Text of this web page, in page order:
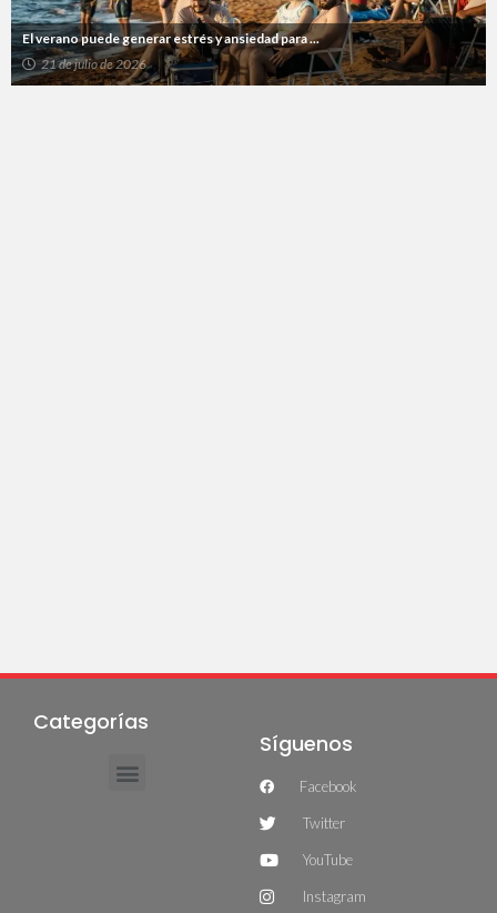
El verano puede generar estrés y ansiedad para ...
21 de julio de 2026
Categorías
Síguenos
Facebook
Twitter
YouTube
Instagram